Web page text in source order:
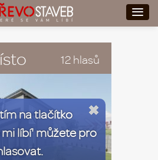
12 hlasů
na tlačítko
mi líbí' můžete pro
»